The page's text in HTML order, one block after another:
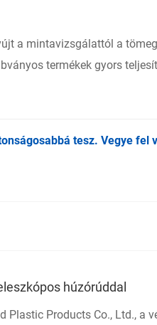
a mintavizsgálattól a
termékek gyors
tesz. Vegye fel
húzórúddal
Plastic Products Co., Ltd., a